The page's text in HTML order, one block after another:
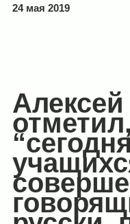
24 мая 2019